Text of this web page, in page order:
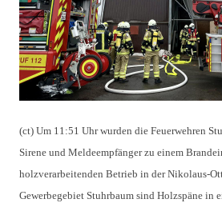
(ct) Um 11:51 Uhr wurden die Feuerwehren
Sirene und Meldeempfänger zu einem
holzverarbeitenden Betrieb in der Nikolaus-
Gewerbegebiet Stuhrbaum sind Holzspäne in